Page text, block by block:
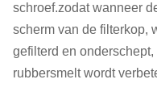
schroef.zodat wanneer
scherm van de filterkop,
gefilterd en
rubbersmelt wordt